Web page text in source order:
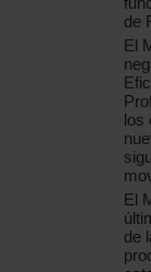
de
El
los
El
de